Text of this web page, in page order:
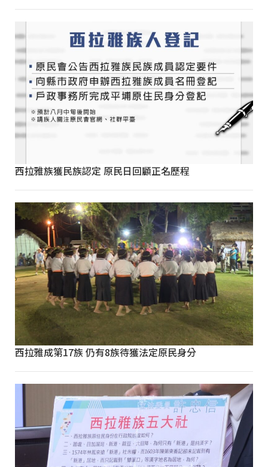
西拉雅族獲民族認定 原民日回顧正名歷程
西拉雅成第17族 仍有8族待獲法定原民身分